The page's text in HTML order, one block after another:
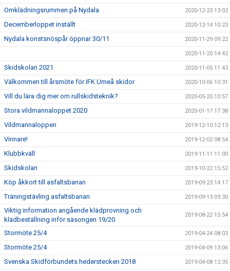
Omklädningsrummen på Nydala 2020-12-23 13:02
Decemberloppet inställt 2020-12-14 10:23
Nydala konstsnöspår öppnar 30/11 2020-11-29 09:22
2020-11-20 14:42
Skidskolan 2021 2020-11-05 11:43
Välkommen till årsmöte för IFK Umeå skidor 2020-10-06 10:31
Vill du lära dig mer om rullskidsteknik? 2020-05-20 10:57
Stora vildmannaloppet 2020 2020-01-17 17:38
Vildmannaloppen 2019-12-10 12:13
Vinnare! 2019-12-02 08:54
Klubbkväll 2019-11-11 11:00
Skidskolan 2019-10-22 15:52
Köp åkkort till asfaltsbanan 2019-09-23 14:17
Träningstävling asfaltsbanan 2019-09-13 09:30
Viktig information angående klädprovning och
klädbeställning inför säsongen 19/20
2019-08-22 15:54
Stormöte 25/4 2019-04-24 08:03
Stormöte 25/4 2019-04-09 13:06
Svenska Skidförbundets hederstecken 2018 2019-04-08 12:35